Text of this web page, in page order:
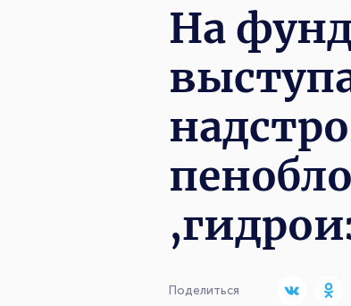
На
Поделиться